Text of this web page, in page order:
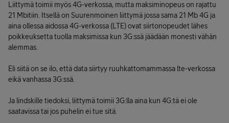
Liittymä toimii myös 4G-verkossa, mutta maksiminopeus on rajattu
21 Mbitiin. Itsellä on Suurenmoinen liittymä jossa sama 21 Mb 4G ja
aina ollessa aidossa 4G-verkossa (LTE) ovat siirtonopeudet lähes
poikkeuksetta tuolla maksimissa kun 3G:ssä jäädään monesti vähän
alemmas.
Eli siitä on se ilo, että data siirtyy ruuhkattomammassa lte-verkossa
eikä vanhassa 3G:ssä.
Ja lindskille tiedoksi, liittymä toimii 3G:lla aina kun 4G:tä ei ole
saatavissa tai jos puhelin ei tue sitä.